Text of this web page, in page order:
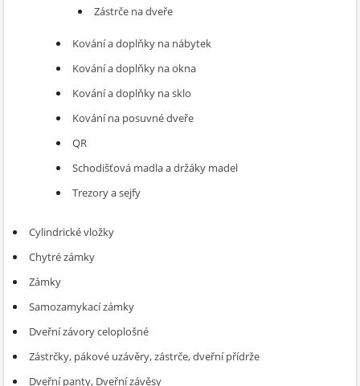
Zástrče na dveře
Kování a doplňky na nábytek
Kování a doplňky na okna
Kování a doplňky na sklo
Kování na posuvné dveře
QR
Schodišťová madla a držáky madel
Trezory a sejfy
Cylindrické vložky
Chytré zámky
Zámky
Samozamykací zámky
Dveřní závory celoplošné
Zástrčky, pákové uzávěry, zástrče, dveřní přídrže
Dveřní panty, Dveřní závěsy